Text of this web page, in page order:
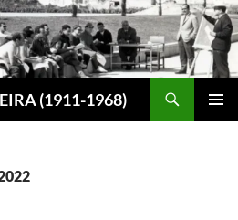
(1911-1968)